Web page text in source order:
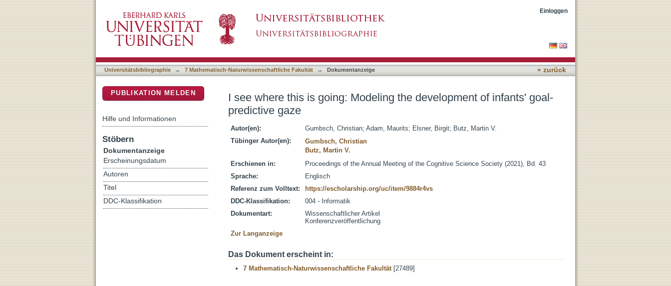
Einloggen
Universitätsbibliographie → 7 Mathematisch-Naturwissenschaftliche Fakultät → Dokumentanzeige « zurück
I see where this is going: Modeling the development of infants' goal-
predictive gaze
Autor(en): Gumbsch, Christian; Adam, Maurits; Elsner, Birgit; Butz, Martin V.
Tübinger Autor(en):
Gumbsch, Christian
Butz, Martin V.
Erschienen in:
Proceedings of the Annual Meeting of the Cognitive Science Society (2021), Bd. 43
Sprache:
Englisch
Referenz zum Volltext:
https://escholarship.org/uc/item/9884r4vs
DDC-Klassifikation:
004 - Informatik
Dokumentart:
Wissenschaftlicher Artikel
Konferenzveröffentlichung
Zur Langanzeige
Das Dokument erscheint in:
7 Mathematisch-Naturwissenschaftliche Fakultät[27489]
PUBLIKATION MELDEN
Hilfe und Informationen
Stöbern
Dokumentanzeige
Erscheinungsdatum
Autoren
Titel
DDC-Klassifikation